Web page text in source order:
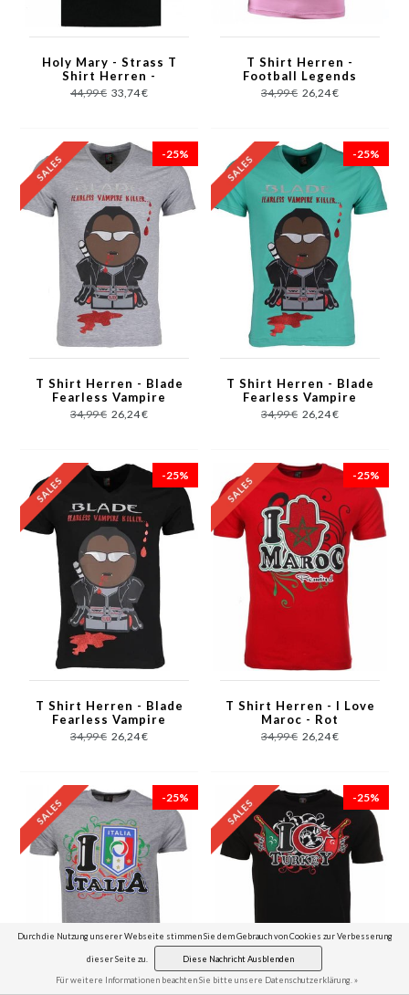
Holy Mary - Strass T
Shirt Herren -
Schwarz
44,99 € 33,74 €
T Shirt Herren -
Football Legends
Print - Rosa
34,99 € 26,24 €
-25%
T Shirt Herren - Blade
Fearless Vampire
Killer - Grau
34,99 € 26,24 €
-25%
T Shirt Herren - Blade
Fearless Vampire
Killer - Grün
34,99 € 26,24 €
-25%
T Shirt Herren - Blade
Fearless Vampire
Killer - Schwarz
34,99 € 26,24 €
-25%
T Shirt Herren - I Love
Maroc - Rot
34,99 € 26,24 €
-25% -25%
Durch die Nutzung unserer Webseite stimmen Sie dem Gebrauch von Cookies zur Verbesserung
dieser Seite zu. Diese Nachricht Ausblenden
Für weitere Informationen beachten Sie bitte unsere Datenschutzerklärung. »